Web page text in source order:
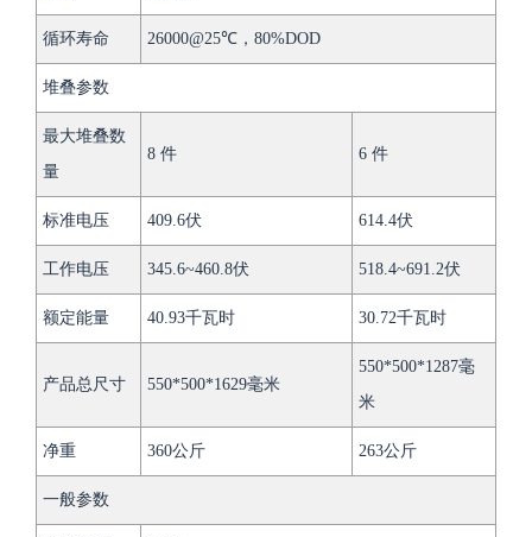
循环寿命 26000@25℃，80%DOD
堆叠参数
最大堆叠数
量
8 件 6 件
标准电压 409.6伏 614.4伏
工作电压 345.6~460.8伏 518.4~691.2伏
额定能量 40.93千瓦时 30.72千瓦时
产品总尺寸 550*500*1629毫米
550*500*1287毫
米
净重 360公斤 263公斤
一般参数